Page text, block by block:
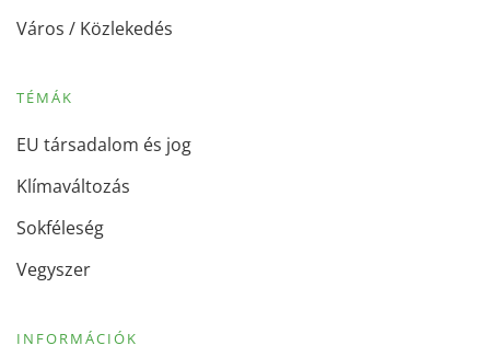
Város / Közlekedés
TÉMÁK
EU társadalom és jog
Klímaváltozás
Sokféleség
Vegyszer
INFORMÁCIÓK